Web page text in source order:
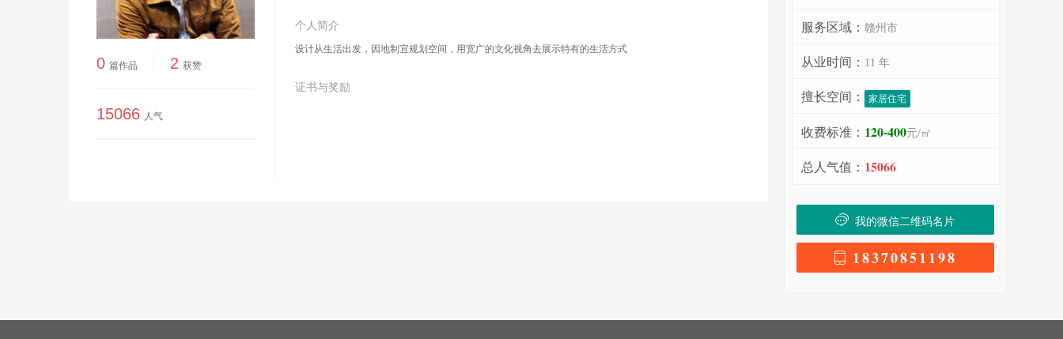
0 篇作品 2 获赞
15066 人气
个人简介
设计从生活出发，因地制宜规划空间，用宽广的文化视角去展示特有的生活方式
证书与奖励
服务区域： 赣州市
从业时间： 11 年
擅长空间： 家居住宅
收费标准： 120-400元/㎡
总人气值： 15066
我的微信二维码名片
18370851198